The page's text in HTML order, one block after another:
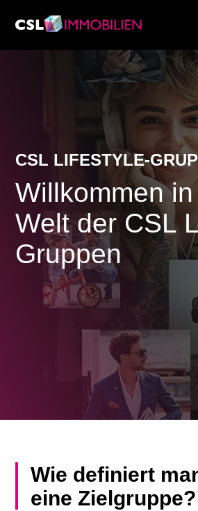
Immobiliensuche
Karriere
Dienstleistungen
Research & Marktberichte
CSL LIFESTYLE-
Willkommen
Welt der CSL
Gruppen
Wie definiert
eine Zielgruppe?